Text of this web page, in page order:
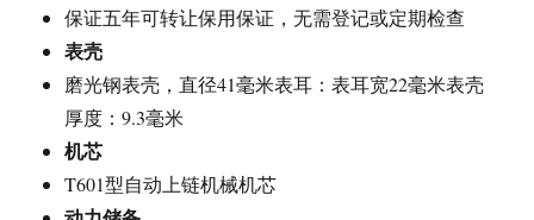
保证五年可转让保用保证，无需登记或定期检查
表壳
磨光钢表壳，直径41毫米表耳：表耳宽22毫米表壳
厚度：9.3毫米
机芯
T601型自动上链机械机芯